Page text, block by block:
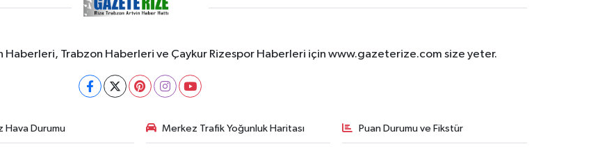
Haberleri, Trabzon Haberleri ve Çaykur Rizespor Haberleri için www.gazeterize.com size yeter.
Hava Durumu Merkez Trafik Yoğunluk Haritası Puan Durumu ve Fikstür